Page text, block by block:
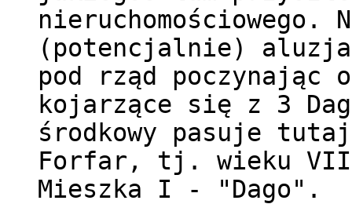
nieruchomościowego.
(potencjalnie)
pod rząd poczynając
kojarzące się z 3
środkowy pasuje
Forfar, tj. wieku
Mieszka I - "Dago".